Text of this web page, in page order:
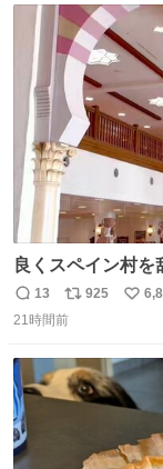
ト
数
良くスペイン村
ちゃ行けないの
中庭抜けるだけで
ニャは益々素晴ら
返
信
13
リ
ポ
ト
数
925
い
数
21時間前